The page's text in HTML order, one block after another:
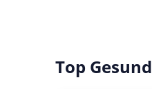
Top